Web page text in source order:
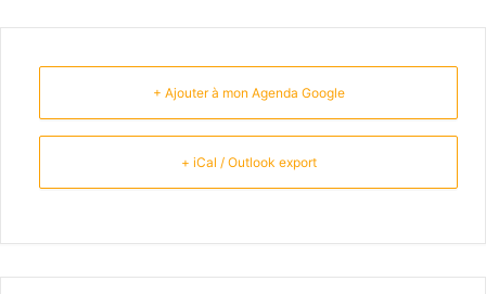
+ Ajouter à mon Agenda Google
+ iCal / Outlook export